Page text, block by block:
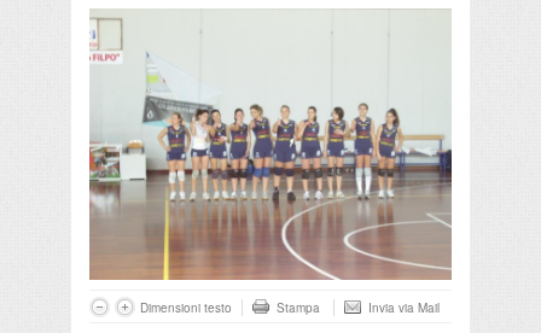
Dimensioni testo Stampa Invia via Mail